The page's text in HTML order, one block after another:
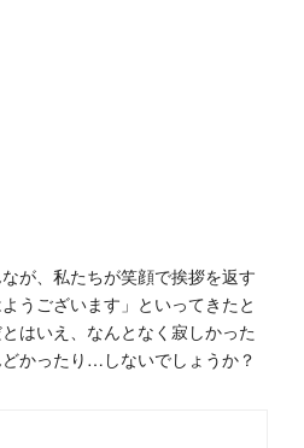
が、私たちが笑顔で挨拶を返す
うございます」といってきたと
はいえ、なんとなく寂しかった
かったり…しないでしょうか？